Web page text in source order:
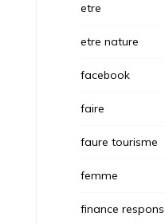
etre
etre nature
facebook
faire
faure tourisme
femme
finance